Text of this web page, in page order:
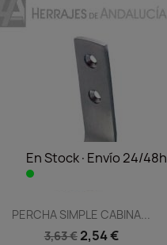
En Stock·Envío 24/48h
Vista rápida
PERCHA SIMPLE CABINA...
3,63 € 2,54 €